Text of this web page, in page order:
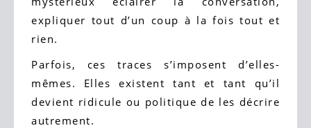
expliquer tout d’un coup à la fois tout et
rien.
Parfois, ces traces s’imposent d’elles-
mêmes. Elles existent tant et tant qu’il
devient ridicule ou politique de les décrire
autrement.